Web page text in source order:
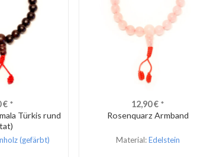
€ *
Türkis rund
(gefärbt)
12,90€*
Rosenquarz Armband
Material:Edelstein